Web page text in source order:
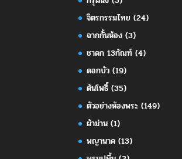
จิตรกรรมไทย (24)
ฉากกั้นห้อง (3)
ชาดก 13กัณฑ์ (4)
ดอกบัว (19)
ต้นโพธิ์ (35)
ตัวอย่างห้องพระ (149)
ผ้าม่าน (1)
พญานาค (13)